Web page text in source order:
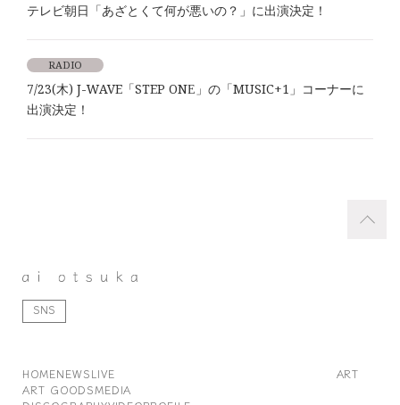
テレビ朝日「あざとくて何が悪いの？」に出演決定！
RADIO
7/23(木) J-WAVE「STEP ONE」の「MUSIC+1」コーナーに
出演決定！
SNS
HOMENEWSLIVE
ART
ART GOODSMEDIA